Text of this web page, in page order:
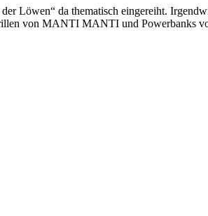
Löwen“ da thematisch eingereiht.
von MANTI MANTI und Powerbanks